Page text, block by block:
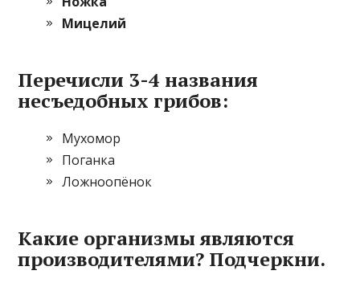
Мицелий
Перечисли 3-4 названия
несъедобных грибов:
Мухомор
Поганка
Ложноопёнок
Какие организмы являются
производителями? Подчеркни.